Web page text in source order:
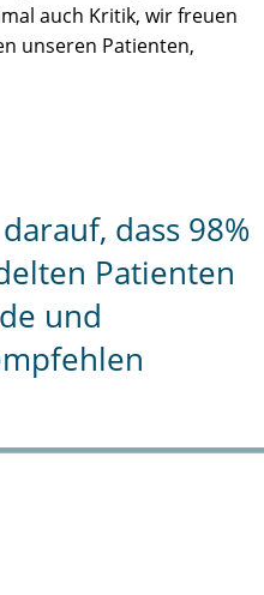
auch Kritik, wir freuen
unseren Patienten,
dass 98%
Patienten
und